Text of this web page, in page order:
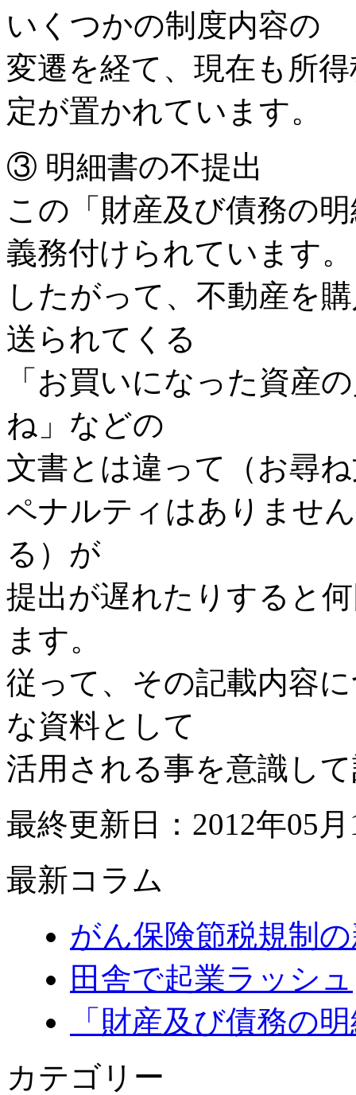
いくつかの制度内容の
変遷を経て、現在も所
定が置かれています。
③ 明細書の不提出
この「財産及び債務の
義務付けられています。
したがって、不動産を
送られてくる
「お買いになった資産
ね」などの
文書とは違って（お尋
ペナルティはありませ
る）が
提出が遅れたりすると
ます。
従って、その記載内容
な資料として
活用される事を意識し
最終更新日：2012年05
最新コラム
がん保険節税規制
田舎で起業ラッシュ
「財産及び債務の
カテゴリー